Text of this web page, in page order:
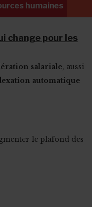
humaines
change pour les
salariale, aussi
automatique
le plafond des